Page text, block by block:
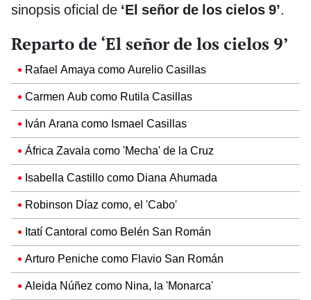
sinopsis oficial de ‘El señor de los cielos 9’.
Reparto de ‘El señor de los cielos 9’
Rafael Amaya como Aurelio Casillas
Carmen Aub como Rutila Casillas
Iván Arana como Ismael Casillas
África Zavala como 'Mecha' de la Cruz
Isabella Castillo como Diana Ahumada
Robinson Díaz como, el 'Cabo'
Itatí Cantoral como Belén San Román
Arturo Peniche como Flavio San Román
Aleida Núñez como Nina, la 'Monarca'